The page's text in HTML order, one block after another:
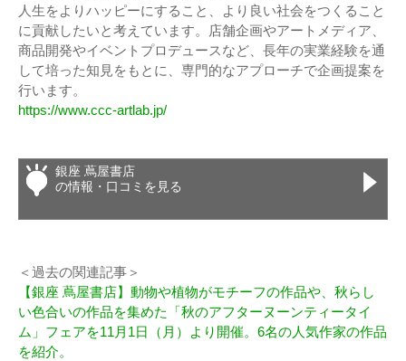
人生をよりハッピーにすること、より良い社会をつくること
に貢献したいと考えています。店舗企画やアートメディア、
商品開発やイベントプロデュースなど、長年の実業経験を通
して培った知見をもとに、専門的なアプローチで企画提案を
行います。
https://www.ccc-artlab.jp/
銀座 蔦屋書店
の情報・口コミを見る
＜過去の関連記事＞
【銀座 蔦屋書店】​動物や植物がモチーフの作品や、秋らし
い色合いの作品を集めた「秋のアフターヌーンティータイ
ム」フェアを11月1日（月）より開催。6名の人気作家の作品
を紹介。